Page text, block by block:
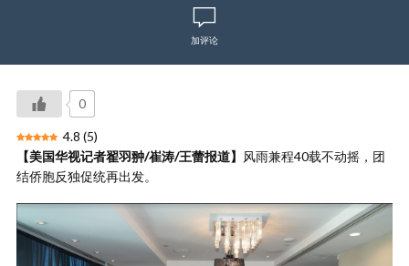
加评论
0
4.8 (5)
【美国华视记者翟羽翀/崔涛/王蕾报道】
风雨兼程40载不动摇，团
结侨胞反独促统再出发。